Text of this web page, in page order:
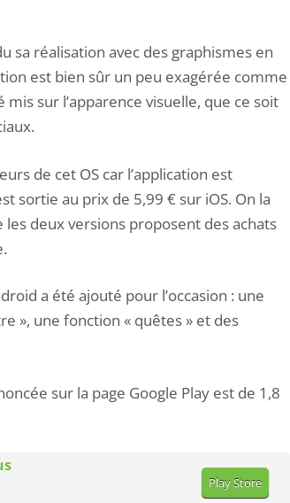
sa réalisation avec des graphismes en
est bien sûr un peu exagérée comme
sur l’apparence visuelle, que ce soit
de cet OS car l’application est
sortie au prix de 5,99 € sur iOS. On la
deux versions proposent des achats
a été ajouté pour l’occasion : une
», une fonction « quêtes » et des
sur la page Google Play est de 1,8
Play Store